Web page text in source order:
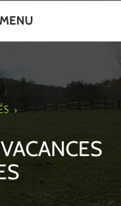
MENU
›